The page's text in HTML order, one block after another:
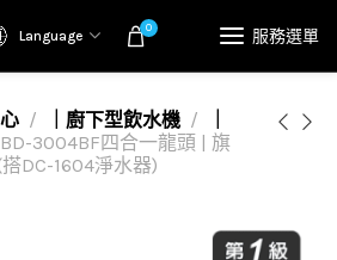
Language 0 服務選單
｜廚下型飲水機
BD-3004BF四合一龍頭 | 旗
DC-1604淨水器)